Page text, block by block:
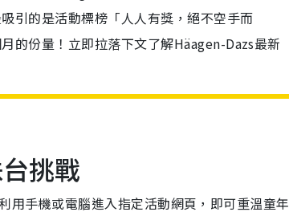
引的是活動標榜「人人有獎，絕不空手而
的份量！立即拉落下文了解Häagen-Dazs最新
挑戰
用手機或電腦進入指定活動網頁，即可重溫童年